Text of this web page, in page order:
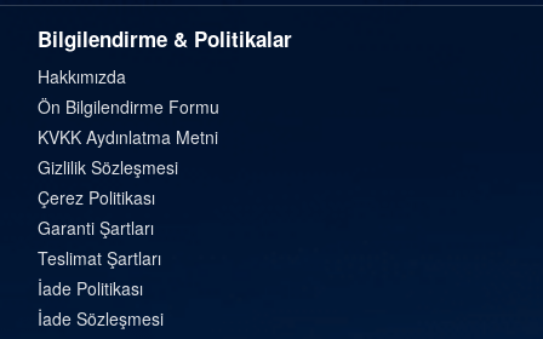
Bilgilendirme & Politikalar
Hakkımızda
Ön Bilgilendirme Formu
KVKK Aydınlatma Metni
Gizlilik Sözleşmesi
Çerez Politikası
Garanti Şartları
Teslimat Şartları
İade Politikası
İade Sözleşmesi